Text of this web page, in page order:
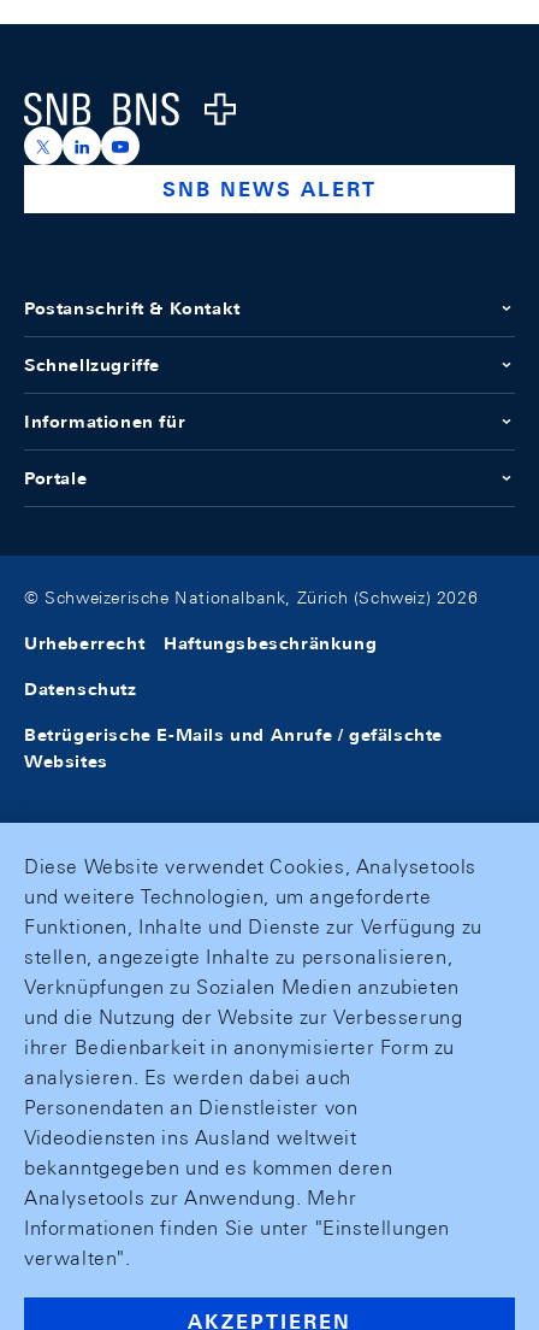
Logo
https://x.com/snb_bns
https://ch.linkedin.com/company/swiss-national-
https://www.youtube.com/@swissnationalbank
SNB NEWS ALERT
Postanschrift & Kontakt
Schnellzugriffe
Informationen für
Portale
© Schweizerische Nationalbank, Zürich (Schweiz) 2026
Urheberrecht Haftungsbeschränkung
Datenschutz
Betrügerische E-Mails und Anrufe / gefälschte
Websites
Diese Website verwendet Cookies, Analysetools
und weitere Technologien, um angeforderte
Funktionen, Inhalte und Dienste zur Verfügung zu
stellen, angezeigte Inhalte zu personalisieren,
Verknüpfungen zu Sozialen Medien anzubieten
und die Nutzung der Website zur Verbesserung
ihrer Bedienbarkeit in anonymisierter Form zu
analysieren. Es werden dabei auch
Personendaten an Dienstleister von
Videodiensten ins Ausland weltweit
bekanntgegeben und es kommen deren
Analysetools zur Anwendung. Mehr
Informationen finden Sie unter "Einstellungen
verwalten".
AKZEPTIEREN